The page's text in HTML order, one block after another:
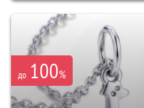
до 100%